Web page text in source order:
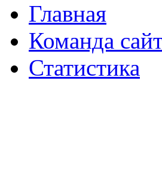
Главная
Команда
Статистика